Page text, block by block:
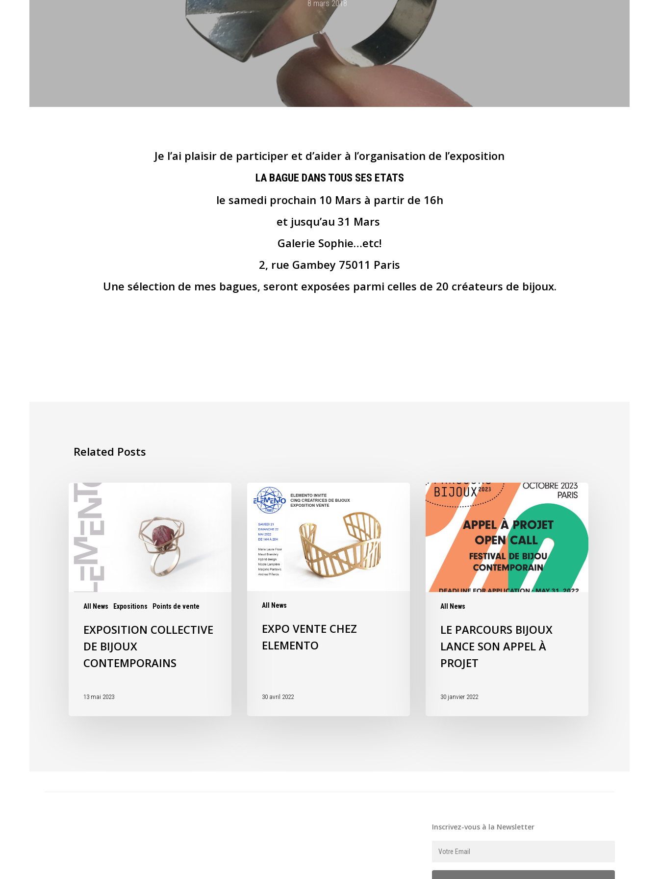
8 mars 2018
Je l’ai plaisir de participer et d’aider à l’organisation de l’exposition
LA BAGUE DANS TOUS SES ETATS
le samedi prochain 10 Mars à partir de 16h
et jusqu’au 31 Mars
Galerie Sophie…etc!
2, rue Gambey 75011 Paris
Une sélection de mes bagues, seront exposées parmi celles de 20 créateurs de bijoux.
Related Posts
All News Expositions Points de vente
EXPOSITION COLLECTIVE
DE BIJOUX
CONTEMPORAINS
13 mai 2023
All News
EXPO VENTE CHEZ
ELEMENTO
30 avril 2022
All News
LE PARCOURS BIJOUX
LANCE SON APPEL À
PROJET
30 janvier 2022
Inscrivez-vous à la Newsletter